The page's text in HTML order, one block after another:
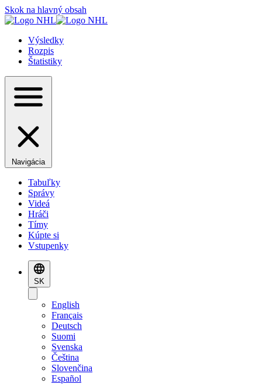
Skok na hlavný obsah
Výsledky
Rozpis
Štatistiky
Navigácia
Tabuľky
Správy
Videá
Hráči
Tímy
Kúpte si
Vstupenky
SK
English
Français
Deutsch
Suomi
Svenska
Čeština
Slovenčina
Español